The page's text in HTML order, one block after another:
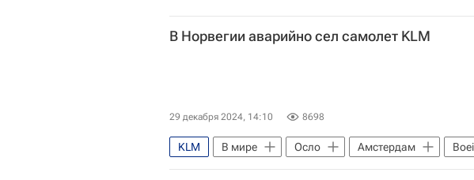
В Норвегии аварийно сел самолет KLM
29 декабря 2024, 14:10 8698
KLM В мире Осло Амстердам